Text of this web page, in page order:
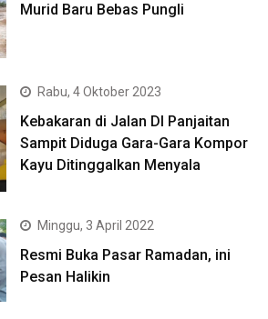
Murid Baru Bebas Pungli
Rabu, 4 Oktober 2023
Kebakaran di Jalan DI Panjaitan
Sampit Diduga Gara-Gara Kompor
Kayu Ditinggalkan Menyala
Minggu, 3 April 2022
Resmi Buka Pasar Ramadan, ini
Pesan Halikin